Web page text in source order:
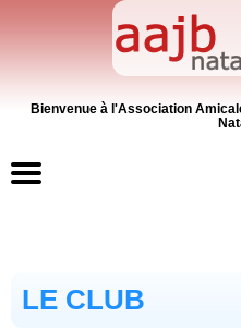
Bienvenue à l'Association
LE CLUB